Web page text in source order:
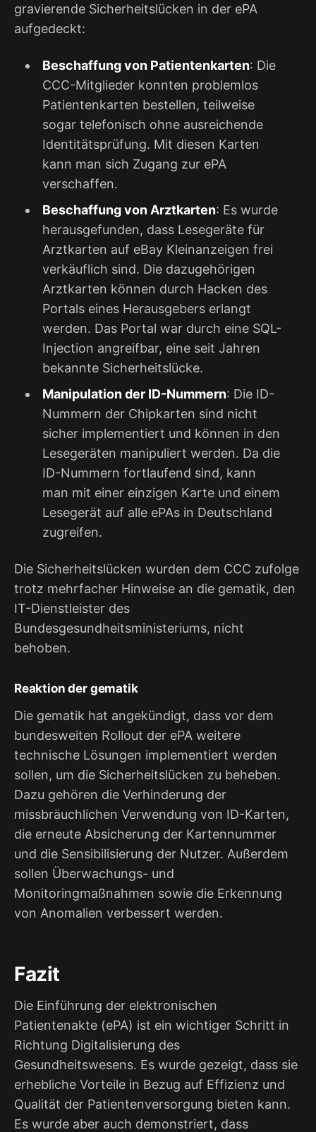
gravierende Sicherheitslücken in der ePA
aufgedeckt:
Beschaffung von Patientenkarten: Die
CCC-Mitglieder konnten problemlos
Patientenkarten bestellen, teilweise
sogar telefonisch ohne ausreichende
Identitätsprüfung. Mit diesen Karten
kann man sich Zugang zur ePA
verschaffen.
Beschaffung von Arztkarten: Es wurde
herausgefunden, dass Lesegeräte für
Arztkarten auf eBay Kleinanzeigen frei
verkäuflich sind. Die dazugehörigen
Arztkarten können durch Hacken des
Portals eines Herausgebers erlangt
werden. Das Portal war durch eine SQL-
Injection angreifbar, eine seit Jahren
bekannte Sicherheitslücke.
Manipulation der ID-Nummern: Die ID-
Nummern der Chipkarten sind nicht
sicher implementiert und können in den
Lesegeräten manipuliert werden. Da die
ID-Nummern fortlaufend sind, kann
man mit einer einzigen Karte und einem
Lesegerät auf alle ePAs in Deutschland
zugreifen.
Die Sicherheitslücken wurden dem CCC zufolge
trotz mehrfacher Hinweise an die gematik, den
IT-Dienstleister des
Bundesgesundheitsministeriums, nicht
behoben.
Reaktion der gematik
Die gematik hat angekündigt, dass vor dem
bundesweiten Rollout der ePA weitere
technische Lösungen implementiert werden
sollen, um die Sicherheitslücken zu beheben.
Dazu gehören die Verhinderung der
missbräuchlichen Verwendung von ID-Karten,
die erneute Absicherung der Kartennummer
und die Sensibilisierung der Nutzer. Außerdem
sollen Überwachungs- und
Monitoringmaßnahmen sowie die Erkennung
von Anomalien verbessert werden.
Fazit
Die Einführung der elektronischen
Patientenakte (ePA) ist ein wichtiger Schritt in
Richtung Digitalisierung des
Gesundheitswesens. Es wurde gezeigt, dass sie
erhebliche Vorteile in Bezug auf Effizienz und
Qualität der Patientenversorgung bieten kann.
Es wurde aber auch demonstriert, dass